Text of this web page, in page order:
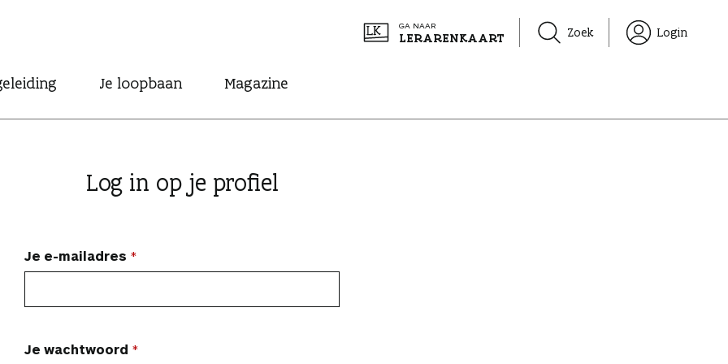
GA NAAR
LERARENKAART Zoek Login
Je loopbaan Magazine
Log in op je profiel
Je e-mailadres
Je wachtwoord